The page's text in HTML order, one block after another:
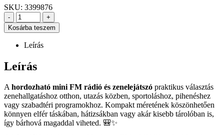
SKU: 3399876
-
+
Kosárba teszem
Leírás
Leírás
Ahordozható mini FM rádió és zenelejátszó praktikus választás
zenehallgatáshoz otthon, utazás közben, sportoláshoz, pihenéshez
vagy szabadtéri programokhoz. Kompakt méretének köszönhetően
könnyen elfér táskában, hátizsákban vagy akár kisebb tárolóban is,
így bárhová magaddal viheted. 🎒✨